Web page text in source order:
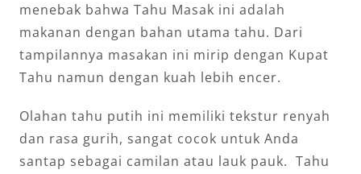
menebak bahwa Tahu Masak ini adalah
makanan dengan bahan utama tahu. Dari
tampilannya masakan ini mirip dengan Kupat
Tahu namun dengan kuah lebih encer.
Olahan tahu putih ini memiliki tekstur renyah
dan rasa gurih, sangat cocok untuk Anda
santap sebagai camilan atau lauk pauk. Tahu